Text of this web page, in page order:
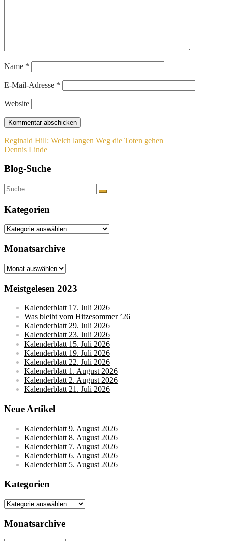
Name *
E-Mail-Adresse *
Website
Beitragsnavigation
Reginald Hill: Welch langen Weg die Toten gehen
Dennis Linde
Blog-Suche
Suche
nach:
Kategorien
Kategorien
Monatsarchive
Monatsarchive
Meistgelesen 2023
Kalenderblatt 17. Juli 2026
Was bleibt vom Hitzesommer ’26
Kalenderblatt 29. Juli 2026
Kalenderblatt 23. Juli 2026
Kalenderblatt 15. Juli 2026
Kalenderblatt 19. Juli 2026
Kalenderblatt 22. Juli 2026
Kalenderblatt 1. August 2026
Kalenderblatt 2. August 2026
Kalenderblatt 21. Juli 2026
Neue Artikel
Kalenderblatt 9. August 2026
Kalenderblatt 8. August 2026
Kalenderblatt 7. August 2026
Kalenderblatt 6. August 2026
Kalenderblatt 5. August 2026
Kategorien
Kategorien
Monatsarchive